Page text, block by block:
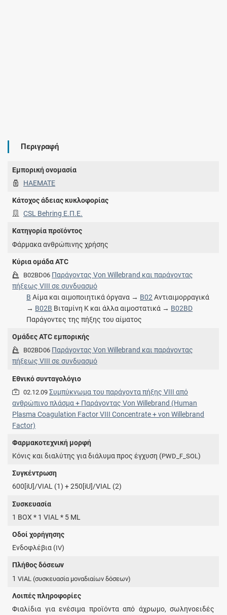
Περιγραφή
Εμπορική ονομασία
HAEMATE
Κάτοχος άδειας κυκλοφορίας
CSL Behring Ε.Π.Ε.
Κατηγορία προϊόντος
Φάρμακα ανθρώπινης χρήσης
Κύρια ομάδα ATC
B02BD06 Παράγοντας Von Willebrand και παράγοντας
πήξεως VIII σε συνδυασμό
B Αίμα και αιμοποιητικά όργανα → B02 Αντιαιμορραγικά
→ B02B Βιταμίνη K και άλλα αιμοστατικά → B02BD
Παράγοντες της πήξης του αίματος
Ομάδες ATC εμπορικής
B02BD06 Παράγοντας Von Willebrand και παράγοντας
πήξεως VIII σε συνδυασμό
Εθνικό συνταγολόγιο
02.12.09 Συμπύκνωμα του παράγοντα πήξης VIII από
ανθρώπινο πλάσμα + Παράγοντας Von Willebrand (Human
Plasma Coagulation Factor VIII Concentrate + von Willebrand
Factor)
Φαρμακοτεχνική μορφή
Κόνις και διαλύτης για διάλυμα προς έγχυση (PWD_F_SOL)
Συγκέντρωση
600[iU]/VIAL (1) + 250[iU]/VIAL (2)
Συσκευασία
1 BOX * 1 VIAL * 5 ML
Οδοί χορήγησης
Ενδοφλέβια (IV)
Πλήθος δόσεων
1VIAL (συσκευασία μοναδιαίων δόσεων)
Λοιπές πληροφορίες
Φιαλίδια για ενέσιμα προϊόντα από άχρωμο, σωληνοειδές